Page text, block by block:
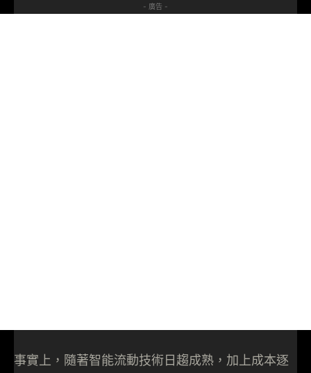
- 廣告 -
事實上，隨著智能流動技術日趨成熟，加上成本逐